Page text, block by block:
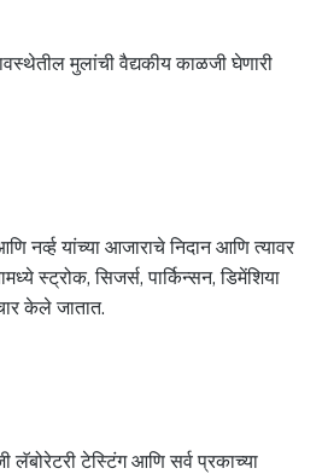
मुलांची वैद्यकीय काळजी घेणारी
नर्व्ह यांच्या आजाराचे निदान आणि त्यावर
स्ट्रोक, सिजर्स, पार्किन्सन, डिमेंशिया
केले जातात.
लॅबोरेटरी टेस्टिंग आणि सर्व प्रकाच्या